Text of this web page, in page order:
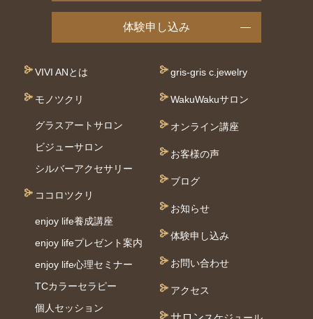
体験申し込み
VIVI ANとは
モノツクリ
グラスアートサロン
ビジューサロン
シルバーアクセサリー
ココロツクリ
enjoy life養成講座
enjoy lifeプレゼント案内
enjoy life心理セミナー
TCカラーセラピー
個⼈セッション
gris-gris c.jewelry
WakuWakuサロン
オンライン講座
お客様の声
ブログ
お知らせ
体験申し込み
お問い合わせ
アクセス